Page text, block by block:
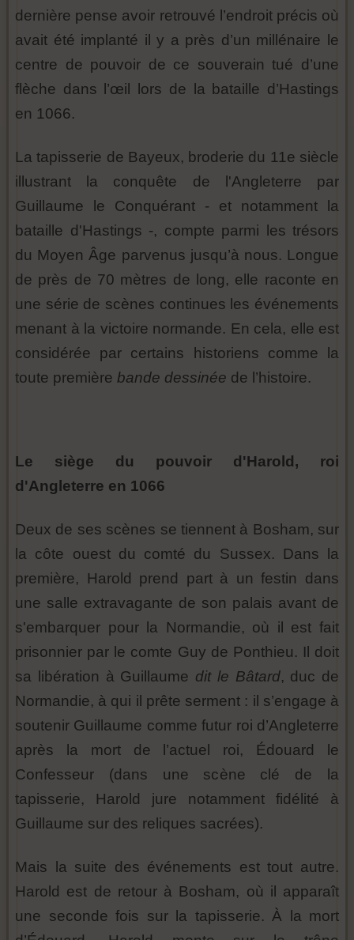
dernière pense avoir retrouvé l’endroit précis où
avait été implanté il y a près d’un millénaire le
centre de pouvoir de ce souverain tué d’une
flèche dans l’œil lors de la bataille d’Hastings
en 1066.
La tapisserie de Bayeux, broderie du 11e siècle
illustrant la conquête de l'Angleterre par
Guillaume le Conquérant - et notamment la
bataille d'Hastings -, compte parmi les trésors
du Moyen Âge parvenus jusqu’à nous. Longue
de près de 70 mètres de long, elle raconte en
une série de scènes continues les événements
menant à la victoire normande. En cela, elle est
considérée par certains historiens comme la
toute première bande dessinée de l’histoire.
Le siège du pouvoir d'Harold, roi
d'Angleterre en 1066
Deux de ses scènes se tiennent à Bosham, sur
la côte ouest du comté du Sussex. Dans la
première, Harold prend part à un festin dans
une salle extravagante de son palais avant de
s'embarquer pour la Normandie, où il est fait
prisonnier par le comte Guy de Ponthieu. Il doit
sa libération à Guillaume dit le Bâtard, duc de
Normandie, à qui il prête serment : il s’engage à
soutenir Guillaume comme futur roi d’Angleterre
après la mort de l’actuel roi, Édouard le
Confesseur (dans une scène clé de la
tapisserie, Harold jure notamment fidélité à
Guillaume sur des reliques sacrées).
Mais la suite des événements est tout autre.
Harold est de retour à Bosham, où il apparaît
une seconde fois sur la tapisserie. À la mort